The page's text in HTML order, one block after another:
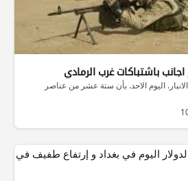
اليوم الاحد. بأن ستة عشر من عناصر